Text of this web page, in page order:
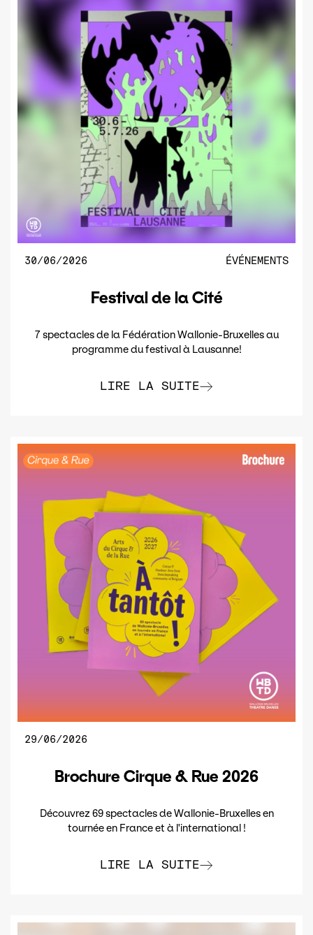
30/06/2026 ÉVÉNEMENTS
Festival de la Cité
7 spectacles de la Fédération Wallonie-Bruxelles au
programme du festival à Lausanne!
LIRE LA SUITE
29/06/2026
Brochure Cirque & Rue 2026
Découvrez 69 spectacles de Wallonie-Bruxelles en
tournée en France et à l'international !
LIRE LA SUITE